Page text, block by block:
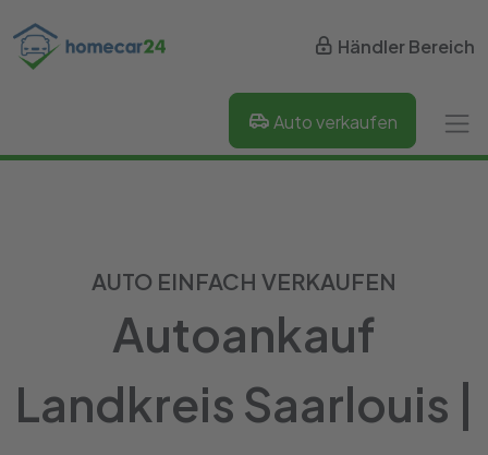
Händler Bereich
Auto verkaufen
AUTO EINFACH VERKAUFEN
Autoankauf
Landkreis Saarlouis |